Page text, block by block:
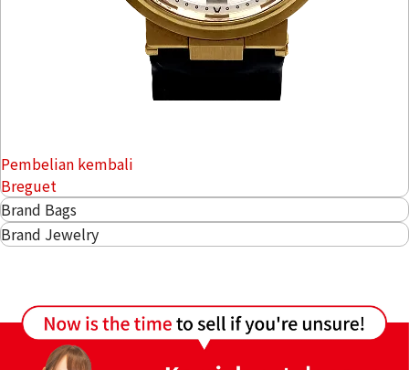
Pembelian kembali
Breguet
Brand Bags
Brand Jewelry